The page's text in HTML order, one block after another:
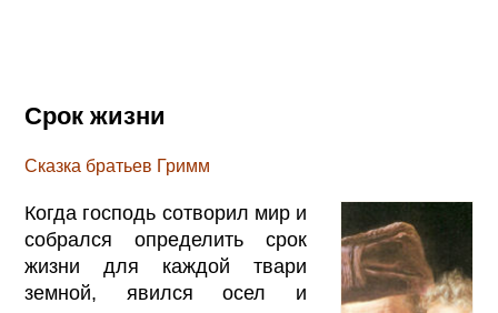
Срок жизни
Сказка братьев Гримм
Когда господь сотворил мир и
собрался определить срок
жизни для каждой твари
земной, явился осел и